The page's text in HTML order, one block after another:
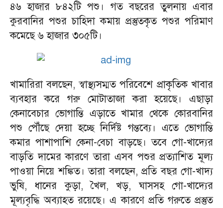
৪৬ হাজার ৮৪২টি পশু। গত বছরের তুলনায় এবার
কুরবানির পশুর চাহিদা কমায় প্রস্তুতকৃত পশুর পরিমাণ
কমেছে ৬ হাজার ৩০৫টি।
খামারিরা বলছেন, স্বাস্থ্যসম্মত পরিবেশে প্রাকৃতিক খাবার
ব্যবহার করে গরু মোটাতাজা করা হয়েছে। এছাড়া
কেনাবেচার ভোগান্তি এড়াতে খামার থেকে কোরবানির
পশু পৌঁছে দেয়া হচ্ছে নির্দিষ্ট গন্তব্যে। এতে ভোগান্তি
কমার পাশাপাশি কেনা-বেচা বাড়ছে। তবে গো-খাদ্যের
বাড়তি দামের কারণে তারা এসব পশুর প্রত্যাশিত মূল্য
পাওয়া নিয়ে শঙ্কিত। তারা বলছেন, প্রতি বছর গো-খাদ্য
ভুষি, ধানের কুড়া, খৈল, খড়, ঘাসসহ গো-খাদ্যের
মূল্যবৃদ্ধি অব্যাহত রয়েছে। এ কারণে প্রতি গরুতে প্রস্তুত